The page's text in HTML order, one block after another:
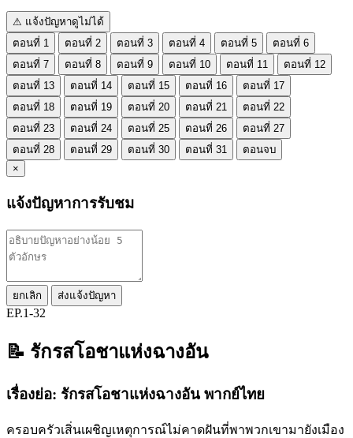
⚠ แจ้งปัญหาดูไม่ได้
ตอนที่ 1
ตอนที่ 2 ตอนที่ 3 ตอนที่ 4 ตอนที่ 5
ตอนที่ 6
ตอนที่ 7
ตอนที่ 8 ตอนที่ 9 ตอนที่ 10 ตอนที่ 11
ตอนที่ 12
ตอนที่ 13
ตอนที่ 14 ตอนที่ 15 ตอนที่ 16
ตอนที่ 17
ตอนที่ 18
ตอนที่ 19 ตอนที่ 20 ตอนที่ 21
ตอนที่ 22
ตอนที่ 23
ตอนที่ 24 ตอนที่ 25 ตอนที่ 26
ตอนที่ 27
ตอนที่ 28
ตอนที่ 29 ตอนที่ 30 ตอนที่ 31
ตอนจบ
×
แจ้งปัญหาการรับชม
ยกเลิก ส่งแจ้งปัญหา
EP.1-32
📝 รักรสโอชาแห่งฉางอัน
เรื่องย่อ: รักรสโอชาแห่งฉางอัน พากย์ไทย
ครอบครัวเสิ่นเผชิญเหตุการณ์ไม่คาดฝันที่พาพวกเขามายังเมือง